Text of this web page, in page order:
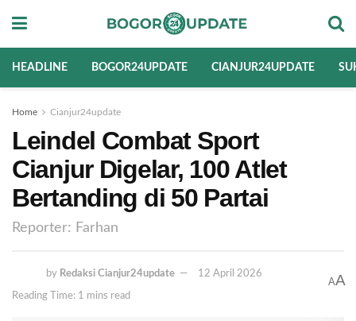
HEADLINE BOGOR24UPDATE CIANJUR24UPDATE
Home Cianjur24update
Leindel Combat Sport
Cianjur Digelar, 100 Atlet
Bertanding di 50 Partai
Reporter: Farhan
by Redaksi Cianjur24update 12 April 2026
Reading Time: 1 mins read
AA